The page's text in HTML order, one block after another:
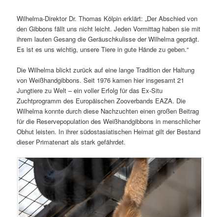
Wilhelma-Direktor Dr. Thomas Kölpin erklärt: „Der Abschied von
den Gibbons fällt uns nicht leicht. Jeden Vormittag haben sie mit
ihrem lauten Gesang die Geräuschkulisse der Wilhelma geprägt.
Es ist es uns wichtig, unsere Tiere in gute Hände zu geben.“
Die Wilhelma blickt zurück auf eine lange Tradition der Haltung
von Weißhandgibbons. Seit 1976 kamen hier insgesamt 21
Jungtiere zu Welt – ein voller Erfolg für das Ex-Situ
Zuchtprogramm des Europäischen Zooverbands EAZA. Die
Wilhelma konnte durch diese Nachzuchten einen großen Beitrag
für die Reservepopulation des Weißhandgibbons in menschlicher
Obhut leisten. In ihrer südostasiatischen Heimat gilt der Bestand
dieser Primatenart als stark gefährdet.